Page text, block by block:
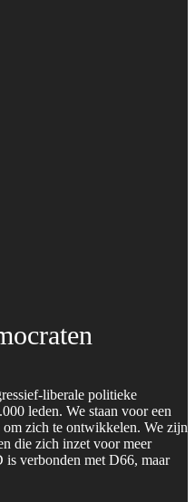
liberale politieke
leden. We staan voor een
zich te ontwikkelen. We zijn
die zich inzet voor meer
verbonden met D66, maar